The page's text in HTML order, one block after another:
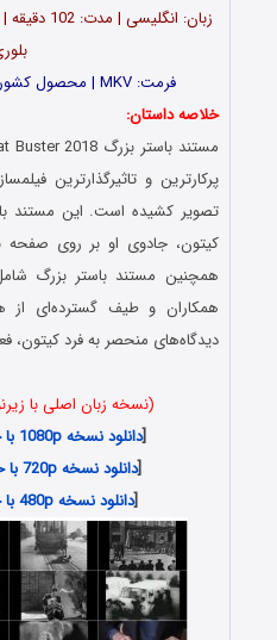
زبان:
فرمت: MKV | محصول کشور آمریکا | امتیاز: 7.5 از 10
خلاصه داستان:
پرکارترین و تاثیرگذارترین
تصویر کشیده است. این مستند با
کیتون، جادوی او بر روی صفحه
همچنین مستند باستر بزرگ
همکاران و طیف گسترده‌ای از
دیدگاه‌های منحصر به فرد کیتون،
(نسخه زبان اصلی با
[دانلود نسخه 1080p با حجم 1.67 گیگابایت
[دانلود نسخه 720p با حجم 1008 مگابایت
[دانلود نسخه 480p با حجم 516 مگابایت